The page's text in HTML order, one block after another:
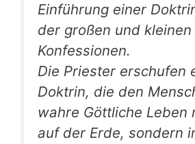
Einführung einer
der großen und kleinen
Konfessionen.
Die Priester erschufen
Doktrin, die den
wahre Göttliche Leben
auf der Erde, sondern